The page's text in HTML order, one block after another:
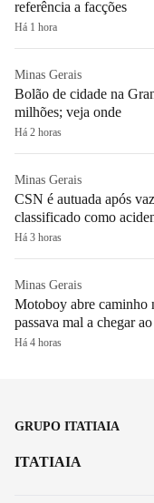
referência a facções
Há 1 hora
Minas Gerais
Bolão de cidade na
milhões; veja onde
Há 2 horas
Minas Gerais
CSN é autuada após
classificado como
Há 3 horas
Minas Gerais
Motoboy abre caminho
passava mal a chegar
Há 4 horas
GRUPO ITATIAIA
ITATIAIA